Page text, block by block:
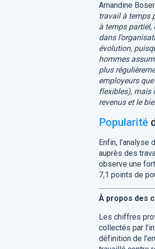
Amandine
travail à temps
à temps partiel,
dans
évolution,
hommes
plus
employeurs
flexibles), mais
revenus et le
Popularité
Enfin,
auprès des
observe une
7,1 points de
À propos des
Les chiffres
collectés par
définition de